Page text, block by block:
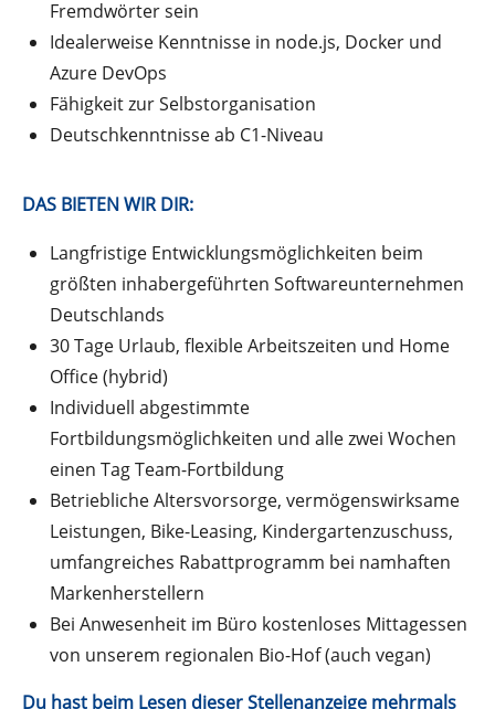
Fremdwörter sein
Idealerweise Kenntnisse in node.js, Docker und
Azure DevOps
Fähigkeit zur Selbstorganisation
Deutschkenntnisse ab C1-Niveau
DAS BIETEN WIR DIR:
Langfristige Entwicklungsmöglichkeiten beim
größten inhabergeführten Softwareunternehmen
Deutschlands
30 Tage Urlaub, flexible Arbeitszeiten und Home
Office (hybrid)
Individuell abgestimmte
Fortbildungsmöglichkeiten und alle zwei Wochen
einen Tag Team-Fortbildung
Betriebliche Altersvorsorge, vermögenswirksame
Leistungen, Bike-Leasing, Kindergartenzuschuss,
umfangreiches Rabattprogramm bei namhaften
Markenherstellern
Bei Anwesenheit im Büro kostenloses Mittagessen
von unserem regionalen Bio-Hof (auch vegan)
Du hast beim Lesen dieser Stellenanzeige mehrmals